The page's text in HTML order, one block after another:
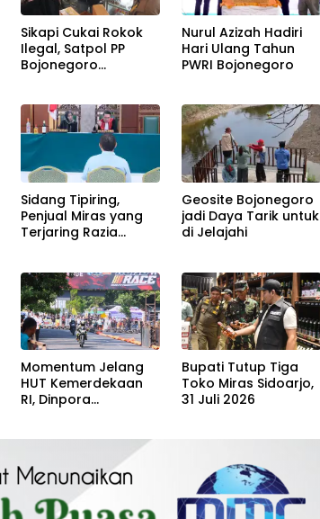
Sikapi Cukai Rokok
Ilegal, Satpol PP
Bojonegoro
Nurul Azizah Hadiri
Hari Ulang Tahun
PWRI Bojonegoro
Sidang Tipiring,
Penjual Miras yang
Terjaring Razia
Geosite Bojonegoro
jadi Daya Tarik untuk
di Jelajahi
Momentum Jelang
HUT Kemerdekaan
RI, Dinpora
Bupati Tutup Tiga
Toko Miras Sidoarjo,
31 Juli 2026